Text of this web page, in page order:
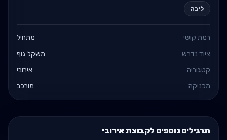
ליבה
רמת קושי
מתחיל
ציוד נדרש
משקל גוף
קטגוריה
אירובי
מכניקה
מורכב
תרגילים נוספים לקבוצת אירובי